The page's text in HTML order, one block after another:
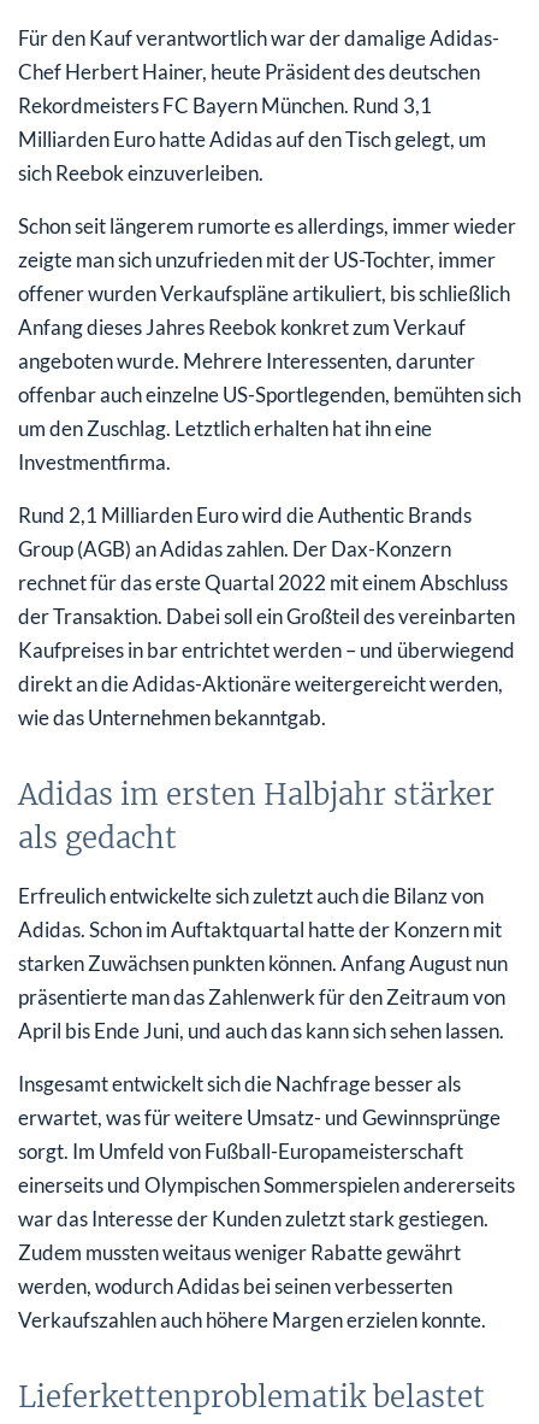
Für den Kauf verantwortlich war der damalige Adidas-
Chef Herbert Hainer, heute Präsident des deutschen
Rekordmeisters FC Bayern München. Rund 3,1
Milliarden Euro hatte Adidas auf den Tisch gelegt, um
sich Reebok einzuverleiben.
Schon seit längerem rumorte es allerdings, immer wieder
zeigte man sich unzufrieden mit der US-Tochter, immer
offener wurden Verkaufspläne artikuliert, bis schließlich
Anfang dieses Jahres Reebok konkret zum Verkauf
angeboten wurde. Mehrere Interessenten, darunter
offenbar auch einzelne US-Sportlegenden, bemühten sich
um den Zuschlag. Letztlich erhalten hat ihn eine
Investmentfirma.
Rund 2,1 Milliarden Euro wird die Authentic Brands
Group (AGB) an Adidas zahlen. Der Dax-Konzern
rechnet für das erste Quartal 2022 mit einem Abschluss
der Transaktion. Dabei soll ein Großteil des vereinbarten
Kaufpreises in bar entrichtet werden – und überwiegend
direkt an die Adidas-Aktionäre weitergereicht werden,
wie das Unternehmen bekanntgab.
Adidas im ersten Halbjahr stärker
als gedacht
Erfreulich entwickelte sich zuletzt auch die Bilanz von
Adidas. Schon im Auftaktquartal hatte der Konzern mit
starken Zuwächsen punkten können. Anfang August nun
präsentierte man das Zahlenwerk für den Zeitraum von
April bis Ende Juni, und auch das kann sich sehen lassen.
Insgesamt entwickelt sich die Nachfrage besser als
erwartet, was für weitere Umsatz- und Gewinnsprünge
sorgt. Im Umfeld von Fußball-Europameisterschaft
einerseits und Olympischen Sommerspielen andererseits
war das Interesse der Kunden zuletzt stark gestiegen.
Zudem mussten weitaus weniger Rabatte gewährt
werden, wodurch Adidas bei seinen verbesserten
Verkaufszahlen auch höhere Margen erzielen konnte.
Lieferkettenproblematik belastet